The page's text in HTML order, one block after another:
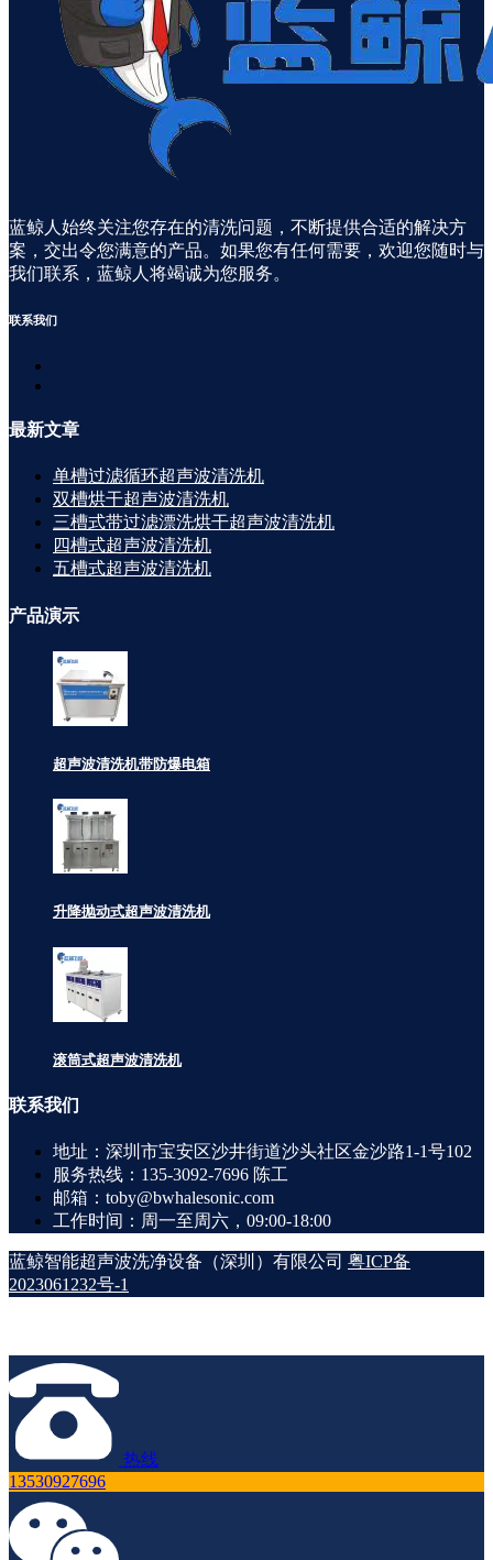
蓝鲸人始终关注您存在的清洗问题，不断提供合适的解决方
案，交出令您满意的产品。如果您有任何需要，欢迎您随时与
我们联系，蓝鲸人将竭诚为您服务。
联系我们
最新文章
单槽过滤循环超声波清洗机
双槽烘干超声波清洗机
三槽式带过滤漂洗烘干超声波清洗机
四槽式超声波清洗机
五槽式超声波清洗机
产品演示
超声波清洗机带防爆电箱
升降抛动式超声波清洗机
滚筒式超声波清洗机
联系我们
地址：深圳市宝安区沙井街道沙头社区金沙路1-1号102
服务热线：135-3092-7696 陈工
邮箱：toby@bwhalesonic.com
工作时间：周一至周六，09:00-18:00
蓝鲸智能超声波洗净设备（深圳）有限公司 粤ICP备
2023061232号-1
热线
13530927696